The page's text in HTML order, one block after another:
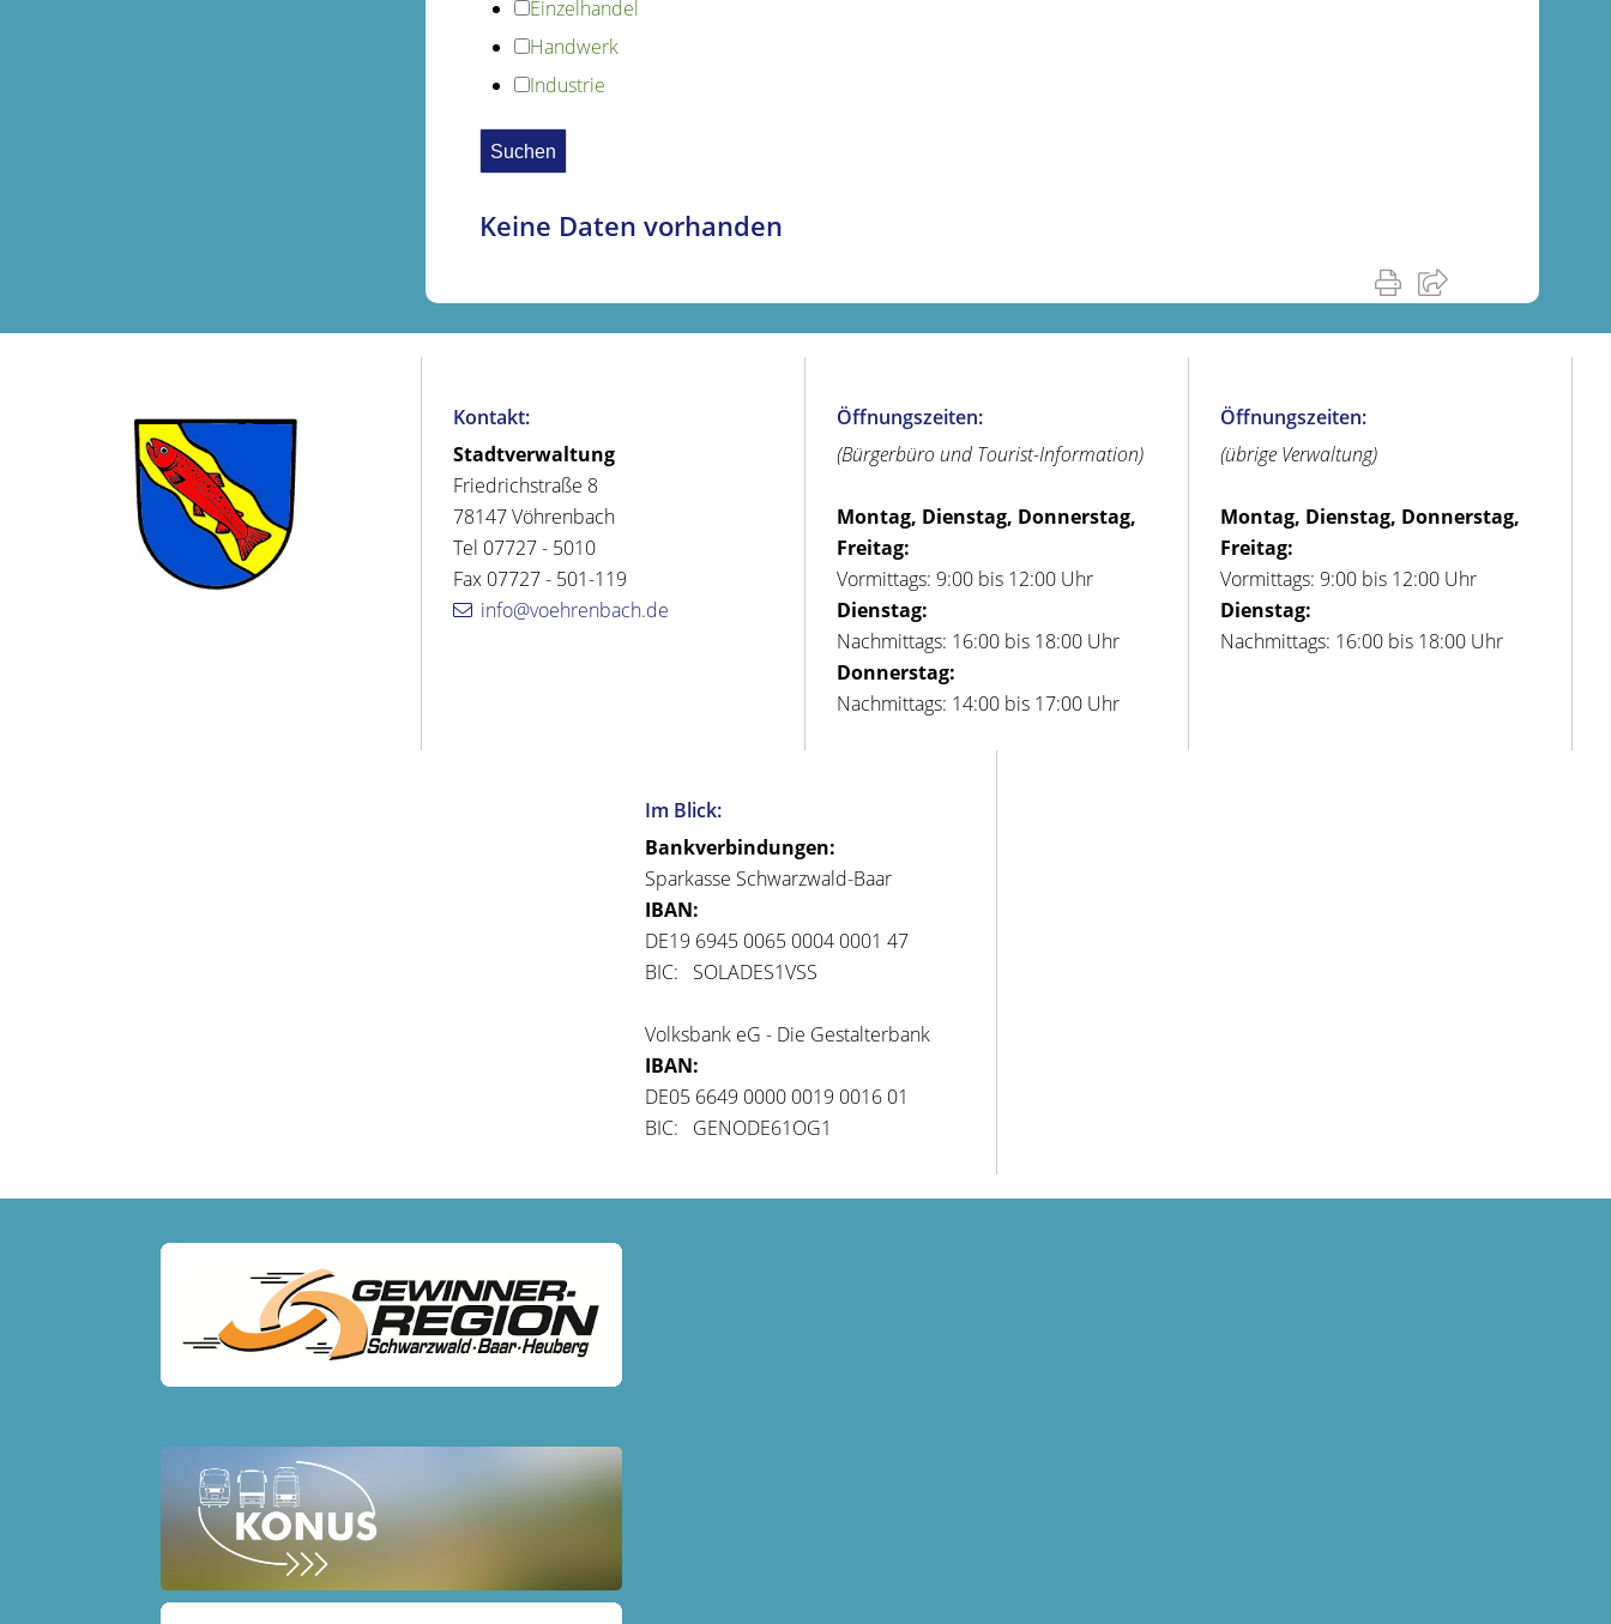
Einzelhandel
Handwerk
Industrie
Keine Daten vorhanden
Kontakt:
Stadtverwaltung
Friedrichstraße 8
78147 Vöhrenbach
Tel 07727 - 5010
Fax 07727 - 501-119
info@voehrenbach.de
Öffnungszeiten:
(Bürgerbüro und Tourist-Information)
Montag, Dienstag, Donnerstag,
Freitag:
Vormittags: 9:00 bis 12:00 Uhr
Dienstag:
Nachmittags: 16:00 bis 18:00 Uhr
Donnerstag:
Nachmittags: 14:00 bis 17:00 Uhr
Öffnungszeiten:
(übrige Verwaltung)
Montag, Dienstag, Donnerstag,
Freitag:
Vormittags: 9:00 bis 12:00 Uhr
Dienstag:
Nachmittags: 16:00 bis 18:00 Uhr
Im Blick:
Bankverbindungen:
Sparkasse Schwarzwald-Baar
IBAN:
DE19 6945 0065 0004 0001 47
BIC: SOLADES1VSS
Volksbank eG - Die Gestalterbank
IBAN:
DE05 6649 0000 0019 0016 01
BIC: GENODE61OG1